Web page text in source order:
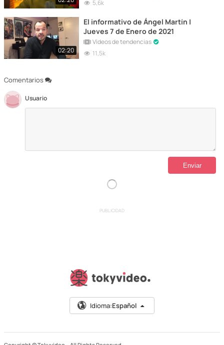
Comentarios
Usuario
5,6k
02:20
El informativo de Ángel Martín |
Jueves 7 de Enero de 2021
Vídeos de tendencias
11,5k
PUBLICIDAD
Idioma:Español